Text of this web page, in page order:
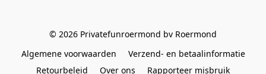
© 2026 Privatefunroermond bv Roermond
Algemene voorwaarden
Verzend- en betaalinformatie
Retourbeleid
Over ons Rapporteer misbruik